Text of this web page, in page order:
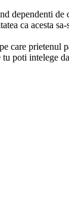
dependenti de
ca acesta
care prietenul
poti intelege